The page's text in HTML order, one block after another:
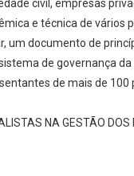
civil, empresas
e técnica de vários
um documento de
de governança
de mais de 100
NA GESTÃO DOS